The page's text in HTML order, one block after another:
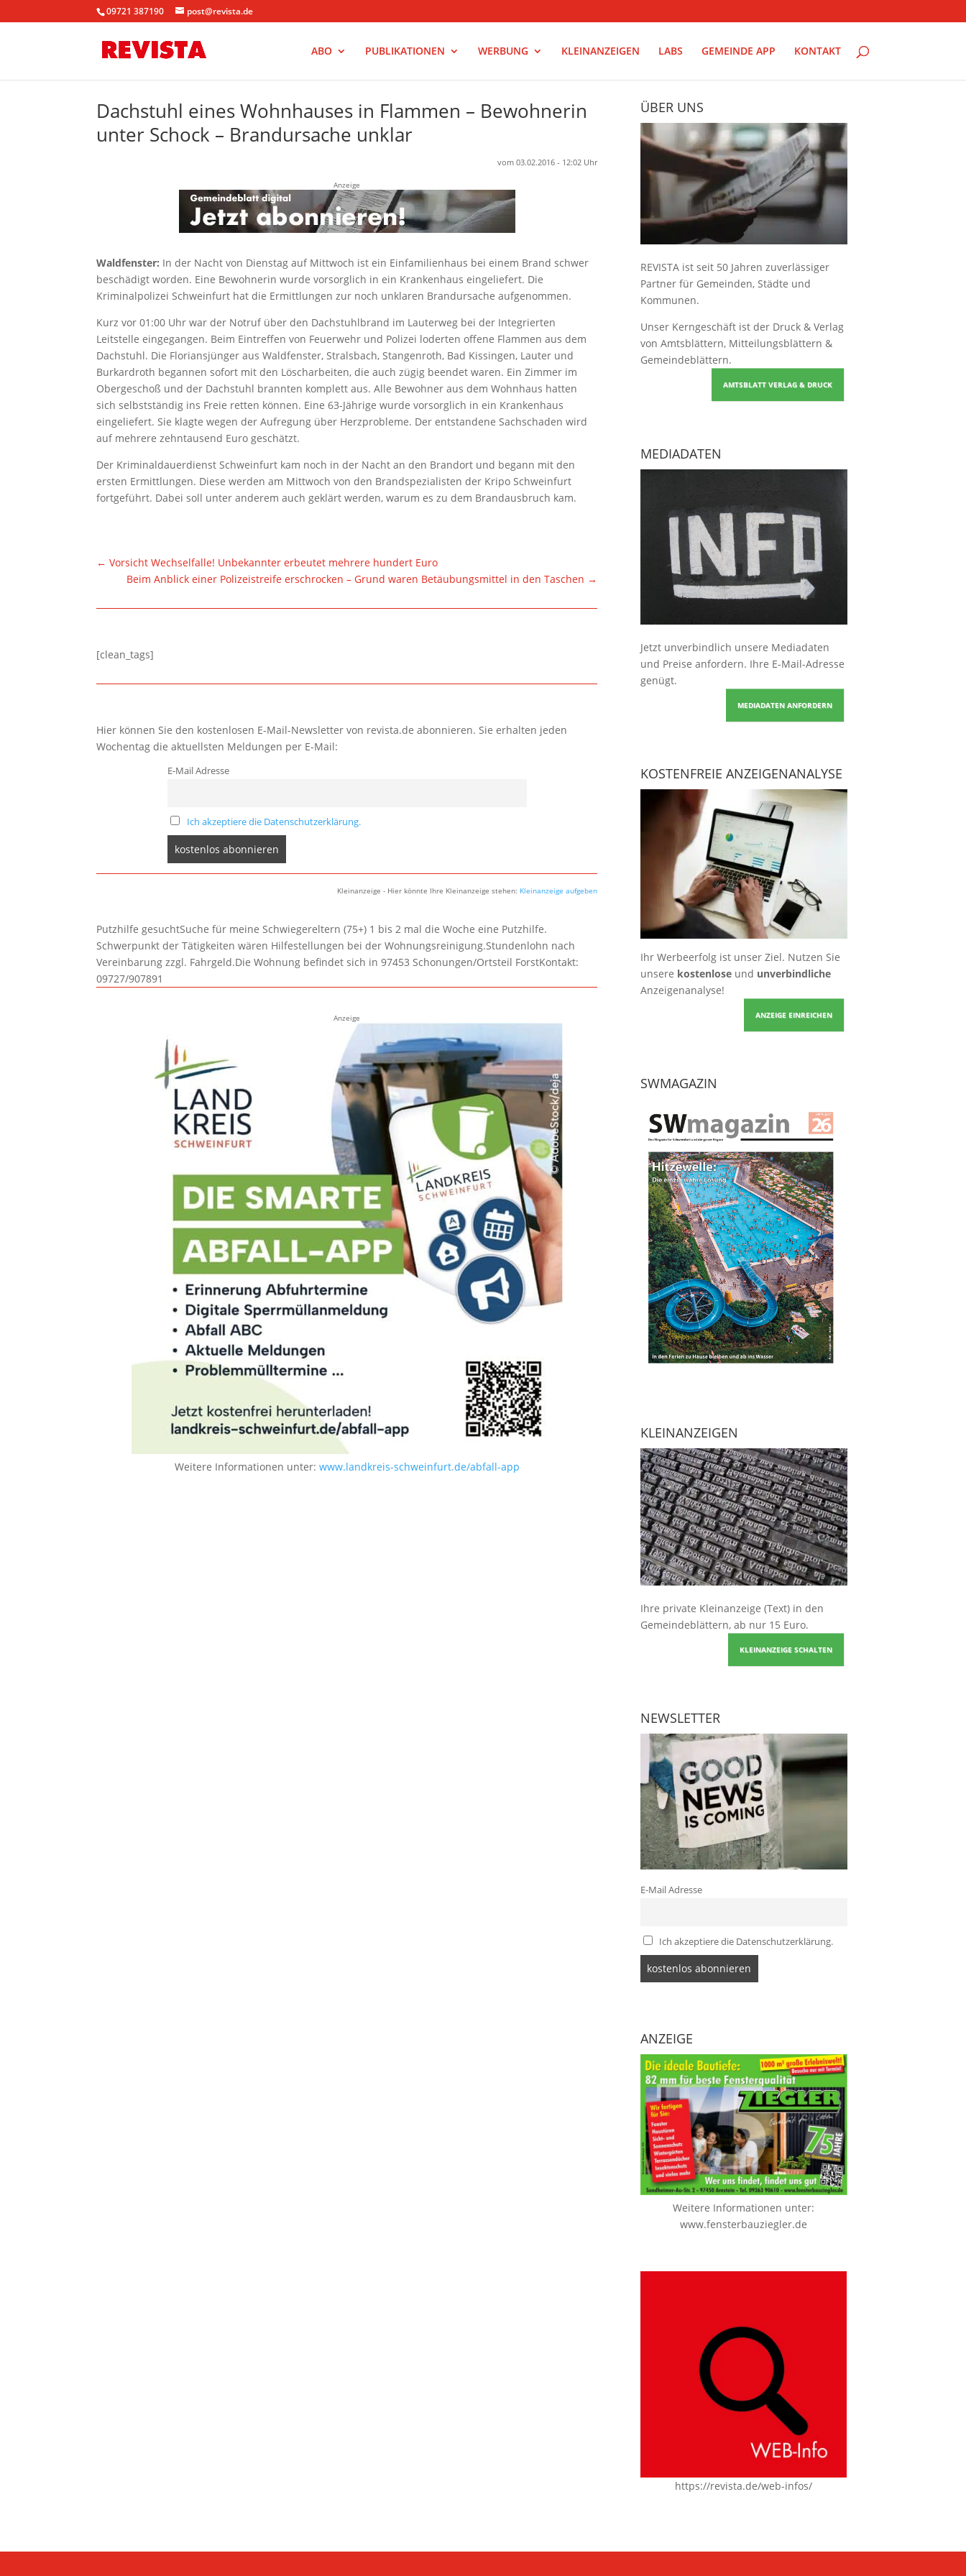
09721 387190 post@revista.de
ABO PUBLIKATIONEN WERBUNG KLEINANZEIGEN LABS GEMEINDE APP KONTAKT
Dachstuhl eines Wohnhauses in Flammen – Bewohnerin
unter Schock – Brandursache unklar
vom 03.02.2016 - 12:02 Uhr
Anzeige
Waldfenster: In der Nacht von Dienstag auf Mittwoch ist ein Einfamilienhaus bei einem Brand schwer
beschädigt worden. Eine Bewohnerin wurde vorsorglich in ein Krankenhaus eingeliefert. Die
Kriminalpolizei Schweinfurt hat die Ermittlungen zur noch unklaren Brandursache aufgenommen.
Kurz vor 01:00 Uhr war der Notruf über den Dachstuhlbrand im Lauterweg bei der Integrierten
Leitstelle eingegangen. Beim Eintreffen von Feuerwehr und Polizei loderten offene Flammen aus dem
Dachstuhl. Die Floriansjünger aus Waldfenster, Stralsbach, Stangenroth, Bad Kissingen, Lauter und
Burkardroth begannen sofort mit den Löscharbeiten, die auch zügig beendet waren. Ein Zimmer im
Obergeschoß und der Dachstuhl brannten komplett aus. Alle Bewohner aus dem Wohnhaus hatten
sich selbstständig ins Freie retten können. Eine 63-Jährige wurde vorsorglich in ein Krankenhaus
eingeliefert. Sie klagte wegen der Aufregung über Herzprobleme. Der entstandene Sachschaden wird
auf mehrere zehntausend Euro geschätzt.
Der Kriminaldauerdienst Schweinfurt kam noch in der Nacht an den Brandort und begann mit den
ersten Ermittlungen. Diese werden am Mittwoch von den Brandspezialisten der Kripo Schweinfurt
fortgeführt. Dabei soll unter anderem auch geklärt werden, warum es zu dem Brandausbruch kam.
←Vorsicht Wechselfalle! Unbekannter erbeutet mehrere hundert Euro
Beim Anblick einer Polizeistreife erschrocken – Grund waren Betäubungsmittel in den Taschen →
[clean_tags]
Hier können Sie den kostenlosen E-Mail-Newsletter von revista.de abonnieren. Sie erhalten jeden
Wochentag die aktuellsten Meldungen per E-Mail:
E-Mail Adresse
Ich akzeptiere die Datenschutzerklärung.
Kleinanzeige - Hier könnte Ihre Kleinanzeige stehen: Kleinanzeige aufgeben
Putzhilfe gesuchtSuche für meine Schwiegereltern (75+) 1 bis 2 mal die Woche eine Putzhilfe.
Schwerpunkt der Tätigkeiten wären Hilfestellungen bei der Wohnungsreinigung.Stundenlohn nach
Vereinbarung zzgl. Fahrgeld.Die Wohnung befindet sich in 97453 Schonungen/Ortsteil ForstKontakt:
09727/907891
Anzeige
Weitere Informationen unter: www.landkreis-schweinfurt.de/abfall-app
ÜBER UNS
REVISTA ist seit 50 Jahren zuverlässiger
Partner für Gemeinden, Städte und
Kommunen.
Unser Kerngeschäft ist der Druck & Verlag
von Amtsblättern, Mitteilungsblättern &
Gemeindeblättern.
AMTSBLATT VERLAG & DRUCK
MEDIADATEN
Jetzt unverbindlich unsere Mediadaten
und Preise anfordern. Ihre E-Mail-Adresse
genügt.
MEDIADATEN ANFORDERN
KOSTENFREIE ANZEIGENANALYSE
Ihr Werbeerfolg ist unser Ziel. Nutzen Sie
unsere kostenloseund unverbindliche
Anzeigenanalyse!
ANZEIGE EINREICHEN
SWMAGAZIN
KLEINANZEIGEN
Ihre private Kleinanzeige (Text) in den
Gemeindeblättern, ab nur 15 Euro.
KLEINANZEIGE SCHALTEN
NEWSLETTER
E-Mail Adresse
Ich akzeptiere die Datenschutzerklärung.
ANZEIGE
Weitere Informationen unter:
www.fensterbauziegler.de
https://revista.de/web-infos/